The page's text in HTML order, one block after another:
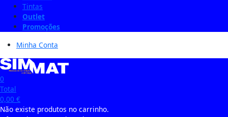
Tintas
Outlet
Promoções
Minha Conta
0
Total
0,00 €
Não existe produtos no carrinho.